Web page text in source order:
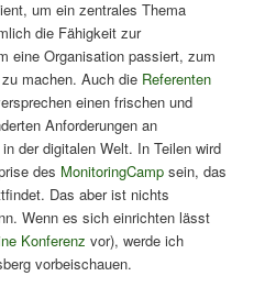
um ein zentrales Thema
die Fähigkeit zur
eine Organisation passiert, zum
machen. Auch die Referenten
einen frischen und
Anforderungen an
der digitalen Welt. In Teilen wird
des MonitoringCampsein, das
Das aber ist nichts
Wenn es sich einrichten lässt
Konferenz vor), werde ich
vorbeischauen.